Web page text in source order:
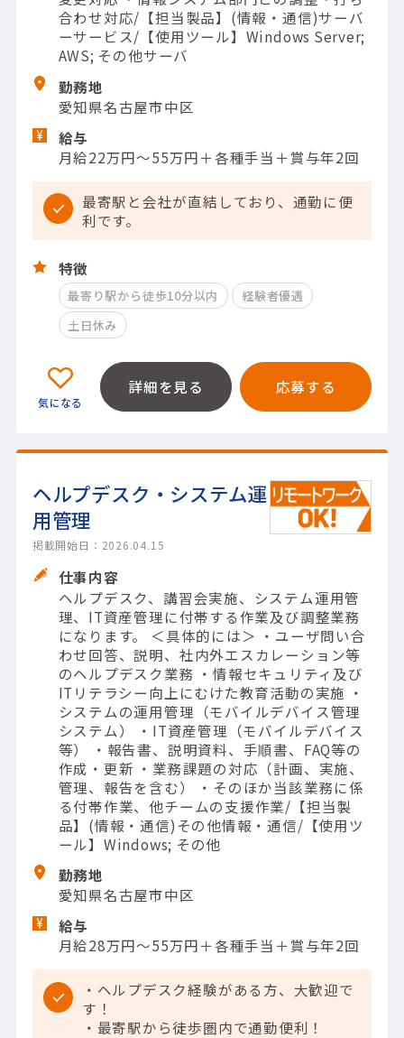
合わせ対応/【担当製品】(情報・通信)サーバ
ーサービス/【使用ツール】Windows Server;
AWS; その他サーバ
勤務地
愛知県名古屋市中区
給与
月給22万円～55万円＋各種手当＋賞与年2回
最寄駅と会社が直結しており、通勤に便
利です。
特徴
最寄り駅から徒歩10分以内
経験者優遇
土日休み
詳細を見る 応募する
ヘルプデスク・システム運
用管理
掲載開始日：2026.04.15
仕事内容
ヘルプデスク、講習会実施、システム運用管
理、IT資産管理に付帯する作業及び調整業務
になります。 ＜具体的には＞ ・ユーザ問い合
わせ回答、説明、社内外エスカレーション等
のヘルプデスク業務 ・情報セキュリティ及び
ITリテラシー向上にむけた教育活動の実施 ・
システムの運用管理（モバイルデバイス管理
システム） ・IT資産管理（モバイルデバイス
等） ・報告書、説明資料、手順書、FAQ等の
作成・更新 ・業務課題の対応（計画、実施、
管理、報告を含む） ・そのほか当該業務に係
る付帯作業、他チームの支援作業/【担当製
品】(情報・通信)その他情報・通信/【使用ツ
ール】Windows; その他
勤務地
愛知県名古屋市中区
給与
月給28万円～55万円＋各種手当＋賞与年2回
・ヘルプデスク経験がある方、大歓迎で
す！
・最寄駅から徒歩圏内で通勤便利！